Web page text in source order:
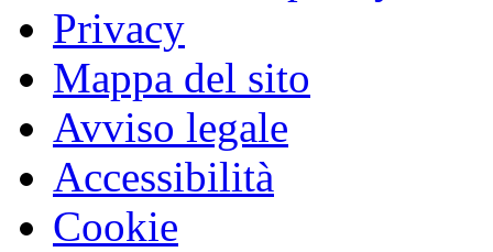
Privacy
Mappa del sito
Avviso legale
Accessibilità
Cookie